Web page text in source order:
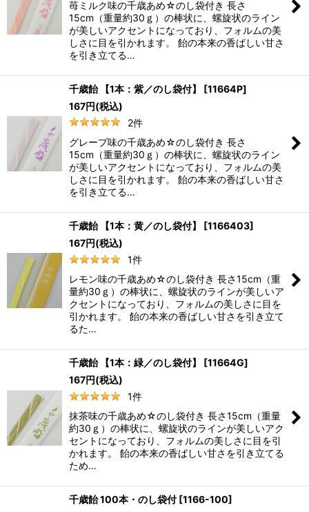
苺ミルク味の千歳あめ☆のし袋付き 長さ
15cm（重量約30ｇ）の棒状に、螺旋状のライン
が美しいアクセントになっており、フォルムの美
しさに目を引かれます。 飴の本来の香ばしい甘さ
を引き立てる…
千歳飴 【1本：紫／のし袋付】 [11664P]
167円(税込)
2件
グレープ味の千歳あめ☆のし袋付き 長さ
15cm（重量約30ｇ）の棒状に、螺旋状のライン
が美しいアクセントになっており、フォルムの美
しさに目を引かれます。 飴の本来の香ばしい甘さ
を引き立てる…
千歳飴 【1本：黄／のし袋付】 [1166403]
167円(税込)
1件
レモン味の千歳あめ☆のし袋付き 長さ15cm（重
量約30ｇ）の棒状に、螺旋状のラインが美しいア
クセントになっており、フォルムの美しさに目を
引かれます。 飴の本来の香ばしい甘さを引き立て
るた…
千歳飴 【1本：緑／のし袋付】 [11664G]
167円(税込)
1件
抹茶味の千歳あめ☆のし袋付き 長さ15cm（重量
約30ｇ）の棒状に、螺旋状のラインが美しいアク
セントになっており、フォルムの美しさに目を引
かれます。 飴の本来の香ばしい甘さを引き立てる
ため…
千歳飴 100本・のし袋付 [1166-100]